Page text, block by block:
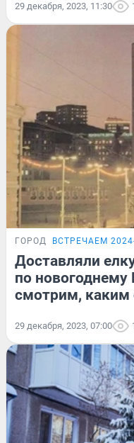
29 декабря, 2023, 11:30
ГОРОД ВСТРЕЧАЕМ
Доставляли
по новогоднему
смотрим, каким
29 декабря, 2023, 07:00